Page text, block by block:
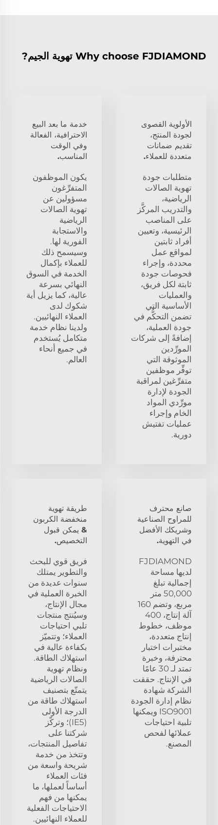
Why choose FJDIAMOND تهوية الجيم?
الأولوية القصوى
لجودة المنتج،
تقديم ضمانات
متعددة للعملاء.
متطلبات جودة
تهوية الصالات
الرياضية،
والتدريب المركَّز
على المناصب
الرئيسية، وتعيين
أفراد ثابتين
لمواقع عمل
محددة، وإجراء
فحوصات جودة
ثابتة لكل فريق،
والعمليات
الأساسية التي
تضمن التحكُّم في
جودة العملية،
إضافةً إلى شركات
المورِّدين
الموثوقة التي
توفِّر موظفين
متفرِّغين لمراقبة
الجودة لإدارة
مورِّدي المواد
الخام وإجراء
عمليات تفتيش
دورية.
خدمة ما بعد البيع
الاحترافية، الفعالة
وفي الوقت
المناسب.
يكون الموظفون
المتفرِّغون
مسؤولين عن
تهوية الصالات
الرياضية
والاستجابة
الفورية لها.
وسيسمح ذلك
للعملاء بإكمال
الخدمة في السوق
النهائي بسرعة
عالية، كما يزيل أية
شكوك لدى
العملاء النهائيين.
ولدينا نظام خدمة
متكامل يُستخدم
في جميع أنحاء
العالم.
صانع محترف
للمراوح الصناعية
وشريكك الأفضل
في التهوية.
FJDIAMOND
لديها مساحة
إجمالية تبلغ
50,000 متر
مربع، وتضم 160
آلة إنتاج، 400
موظف، خطوط
إنتاج متعددة،
مختبرات اختبار
محترفة، وخبرة
تمتد لـ 30 عامًا
في الإنتاج. حققت
الشركة شهادة
نظام إدارة الجودة
ISO9001 ويمكنها
تلبية احتياجات
عملائها لفحص
المصنع.
طريقة تهوية
منخفضة الكربون
& يمكن قبول
التخصيص.
فريق قوي للبحث
والتطوير يمتلك
سنوات عديدة من
الخبرة العملية في
مجال الإنتاج،
وسيُنتج منتجات
تلبي احتياجات
العملاء؛ وتتميّز
بكفاءة عالية في
استهلاك الطاقة.
ونظام تهوية
الصالات الرياضية
يتمتّع بتصنيف
استهلاك طاقة من
الدرجة الأولى
(IE5)؛ وتركّز
شركتنا على
تفاصيل المنتجات،
وتتخذ من خدمة
شريحة واسعة من
فئات العملاء
أساساً لعملها، ما
يمكنها من فهم
الاحتياجات الفعلية
للعملاء النهائيين.